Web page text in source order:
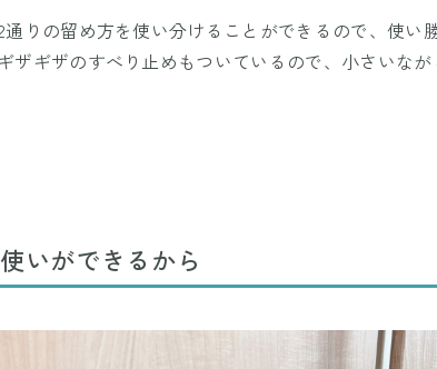
りの留め方を使い分けることができるので、使い
ザギザのすべり止めもついているので、小さいな
いができるから